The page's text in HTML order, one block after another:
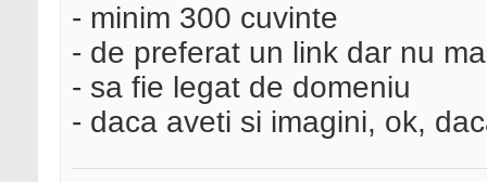
- minim 300 cuvinte
- de preferat un link dar nu
- sa fie legat de domeniu
- daca aveti si imagini, ok,